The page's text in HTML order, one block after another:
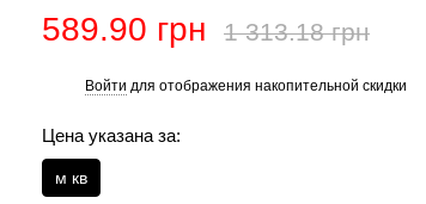
589.90 грн 1 313.18 грн
Войти для отображения накопительной скидки
Цена указана за:
м кв